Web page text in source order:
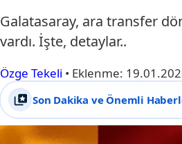
Galatasaray, ara transfer
vardı. İşte, detaylar..
Özge Tekeli • Eklenme:
Son Dakika ve Önemli